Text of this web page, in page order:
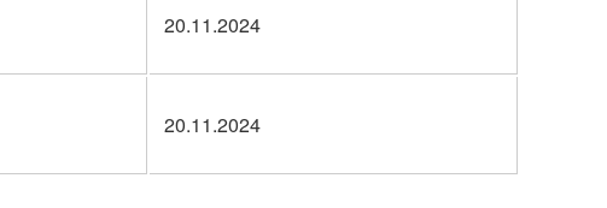
20.11.2024
20.11.2024